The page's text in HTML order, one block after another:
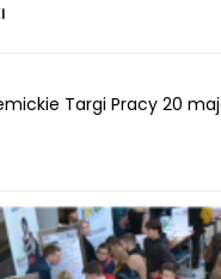
Targi Pracy 20